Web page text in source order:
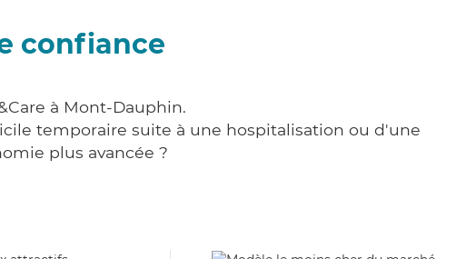
confiance
à Mont-Dauphin.
temporaire suite à une hospitalisation ou d'une
plus avancée ?